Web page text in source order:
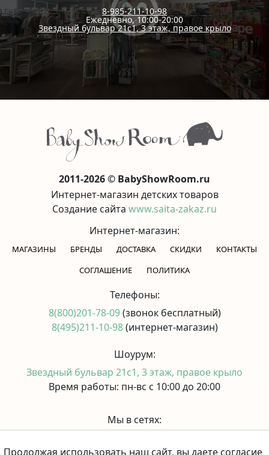
8-985-211-10-98
Ежедневно, 10:00-20:00
Звездный бульвар 21с1, 3 этаж, правое крыло
2011-2026 © BabyShowRoom.ru
Интернет-магазин детских товаров
Создание сайта www.saita-zakaz.ru
Интернет-магазин:
МАГАЗИНЫ БРЕНДЫ ДОСТАВКА СКИДКИ
КОНТАКТЫ
CОГЛАШЕНИЕ
ПОЛИТИКА
Телефоны:
8(800)201-78-09(звонок бесплатный)
8(495)211-10-98(интернет-магазин)
Шоурум:
Звездный бульвар 21с1, 3 этаж, правое крыло
Время работы: пн-вс с 10:00 до 20:00
Мы в сетях:
Продолжая использовать наш сайт, вы даете согласие